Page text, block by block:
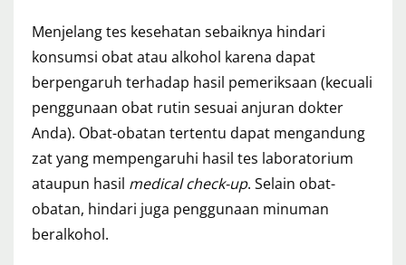
Menjelang tes kesehatan sebaiknya hindari
konsumsi obat atau alkohol karena dapat
berpengaruh terhadap hasil pemeriksaan (kecuali
penggunaan obat rutin sesuai anjuran dokter
Anda). Obat-obatan tertentu dapat mengandung
zat yang mempengaruhi hasil tes laboratorium
ataupun hasil medical check-up. Selain obat-
obatan, hindari juga penggunaan minuman
beralkohol.